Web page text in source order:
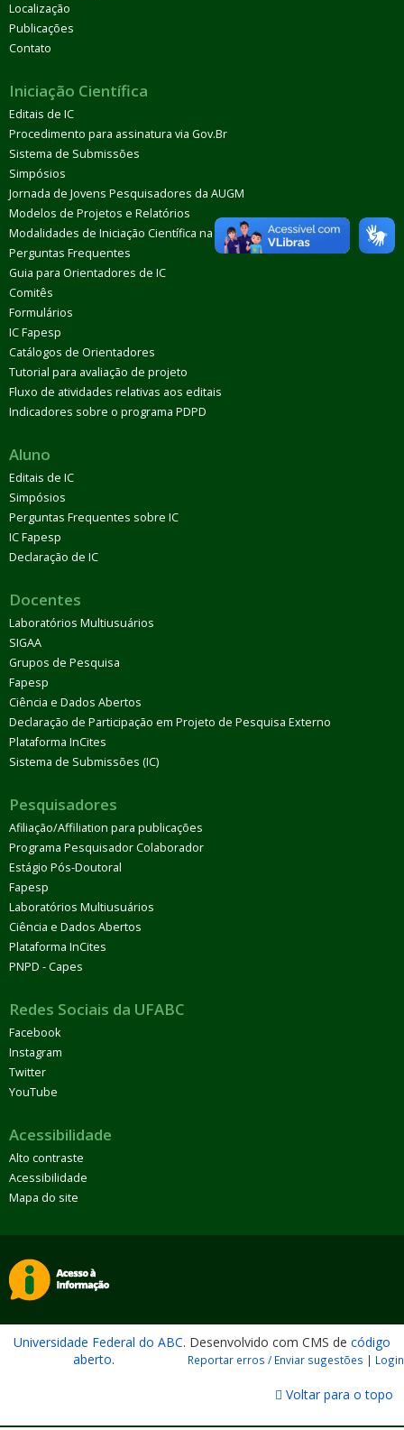
Localização
Publicações
Contato
Iniciação Científica
Editais de IC
Procedimento para assinatura via Gov.Br
Sistema de Submissões
Simpósios
Jornada de Jovens Pesquisadores da AUGM
Modelos de Projetos e Relatórios
Modalidades de Iniciação Científica na UFABC
Perguntas Frequentes
Guia para Orientadores de IC
Comitês
Formulários
IC Fapesp
Catálogos de Orientadores
Tutorial para avaliação de projeto
Fluxo de atividades relativas aos editais
Indicadores sobre o programa PDPD
Aluno
Editais de IC
Simpósios
Perguntas Frequentes sobre IC
IC Fapesp
Declaração de IC
Docentes
Laboratórios Multiusuários
SIGAA
Grupos de Pesquisa
Fapesp
Ciência e Dados Abertos
Declaração de Participação em Projeto de Pesquisa Externo
Plataforma InCites
Sistema de Submissões (IC)
Pesquisadores
Afiliação/Affiliation para publicações
Programa Pesquisador Colaborador
Estágio Pós-Doutoral
Fapesp
Laboratórios Multiusuários
Ciência e Dados Abertos
Plataforma InCites
PNPD - Capes
Redes Sociais da UFABC
Facebook
Instagram
Twitter
YouTube
Acessibilidade
Alto contraste
Acessibilidade
Mapa do site
Universidade Federal do ABC. Desenvolvido com CMS de código
aberto. Reportar erros / Enviar sugestões | Login
Voltar para o topo